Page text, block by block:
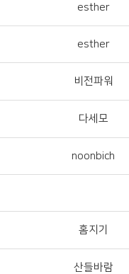
esther
esther
비전파워
다세모
noonbich
홈지기
산들바람